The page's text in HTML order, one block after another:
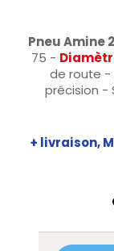
Pneu Amine
75 -
de route -
précision -
+ livraison,